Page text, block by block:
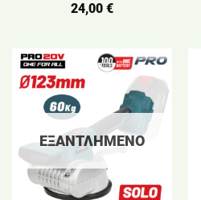
24,00 €
ΕΞΑΝΤΛΗΜΈΝΟ